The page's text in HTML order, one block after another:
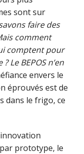
sont sur
faire des
comment
comptent pour
Le BEPOS n’en
envers le
éprouvés est de
dans le frigo, ce
prototype, le